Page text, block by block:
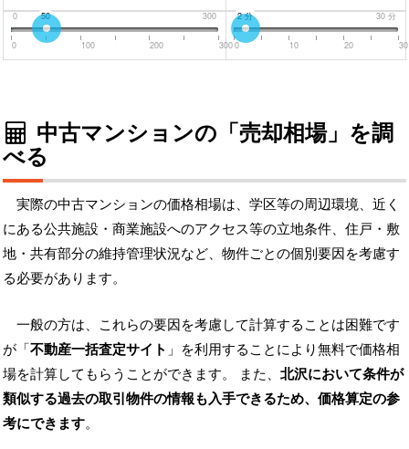
0 300
50
0 100 200 300
0分 30 分
2分
0 10 20 30
中古マンションの「売却相場」を調
べる
実際の中古マンションの価格相場は、学区等の周辺環境、近く
にある公共施設・商業施設へのアクセス等の立地条件、住戸・敷
地・共有部分の維持管理状況など、物件ごとの個別要因を考慮す
る必要があります。
一般の方は、これらの要因を考慮して計算することは困難です
が「不動産一括査定サイト 」を利用することにより無料で価格相
場を計算してもらうことができます。 また、 北沢において条件が
類似する過去の取引物件の情報も入手できるため、価格算定の参
考にできます。